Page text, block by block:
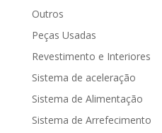
Outros
Peças Usadas
Revestimento e Interiores
Sistema de aceleração
Sistema de Alimentação
Sistema de Arrefecimento